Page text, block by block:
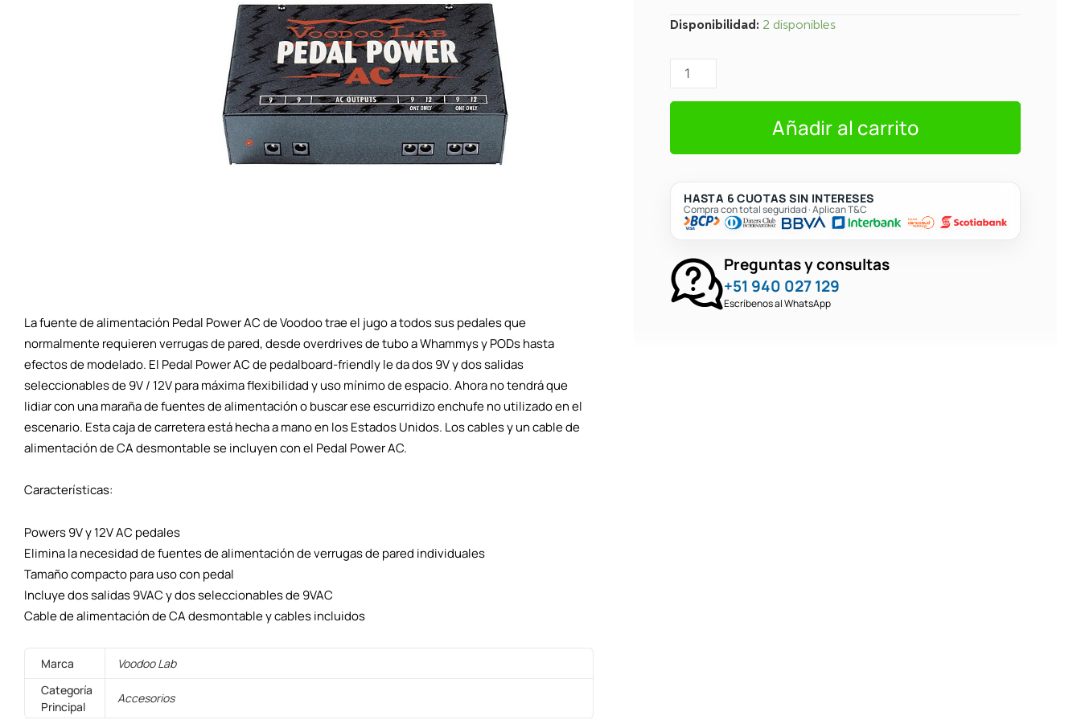
La fuente de alimentación Pedal Power AC de Voodoo trae el jugo a todos sus pedales que
normalmente requieren verrugas de pared, desde overdrives de tubo a Whammys y PODs hasta
efectos de modelado. El Pedal Power AC de pedalboard-friendly le da dos 9V y dos salidas
seleccionables de 9V / 12V para máxima flexibilidad y uso mínimo de espacio. Ahora no tendrá que
lidiar con una maraña de fuentes de alimentación o buscar ese escurridizo enchufe no utilizado en el
escenario. Esta caja de carretera está hecha a mano en los Estados Unidos. Los cables y un cable de
alimentación de CA desmontable se incluyen con el Pedal Power AC.
Características:
Powers 9V y 12V AC pedales
Elimina la necesidad de fuentes de alimentación de verrugas de pared individuales
Tamaño compacto para uso con pedal
Incluye dos salidas 9VAC y dos seleccionables de 9VAC
Cable de alimentación de CA desmontable y cables incluidos
Marca
Voodoo Lab
Categoría
Principal
Accesorios
Disponibilidad: 2 disponibles
Fuente
Alimentación
Lab
Power
cantidad
Añadir al carrito
HASTA 6 CUOTAS SIN INTERESES
Compra con total seguridad · Aplican T&C
Preguntas y consultas
+51 940 027 129
Escríbenos al WhatsApp